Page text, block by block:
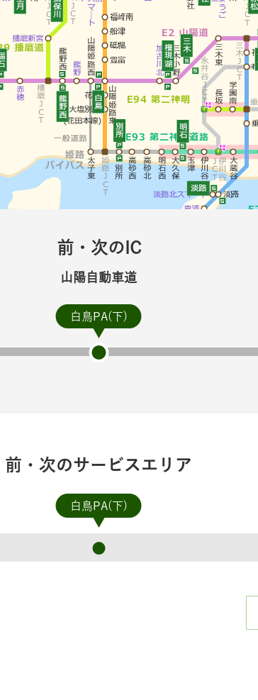
前・次のIC
山陽自動車道
白鳥PA(下)
前・次のサービスエリア
白鳥PA(下)